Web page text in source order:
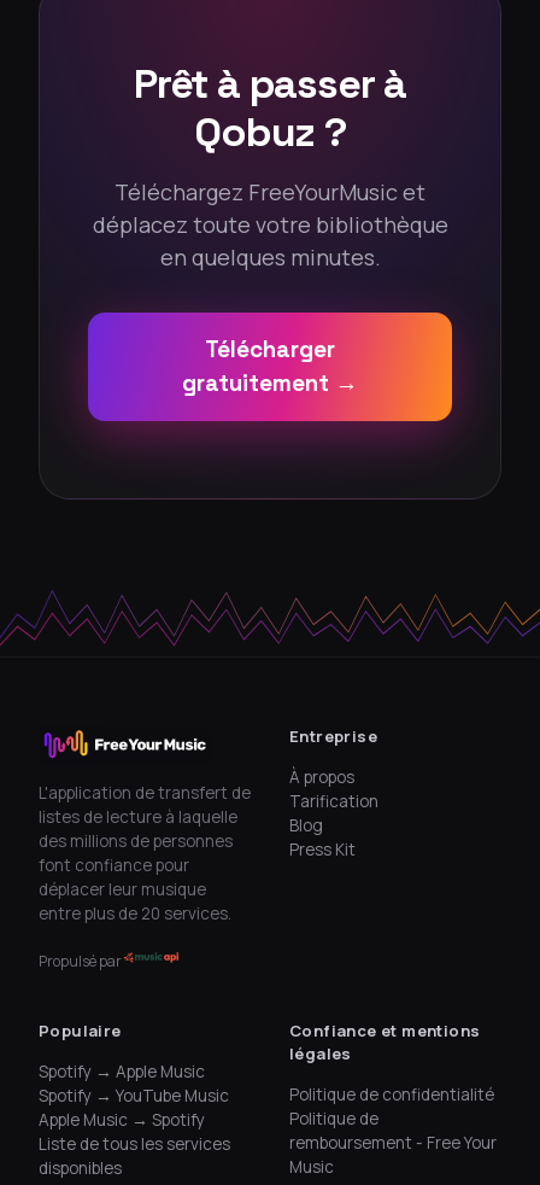
Prêt à passer à
Qobuz ?
Téléchargez FreeYourMusic et
déplacez toute votre bibliothèque
en quelques minutes.
Télécharger
gratuitement →
L'application de transfert de
listes de lecture à laquelle
des millions de personnes
font confiance pour
déplacer leur musique
entre plus de 20 services.
Propulsé par
Entreprise
À propos
Tarification
Blog
Press Kit
Populaire
Spotify → Apple Music
Spotify → YouTube Music
Apple Music → Spotify
Liste de tous les services
disponibles
Confiance et mentions
légales
Politique de confidentialité
Politique de
remboursement - Free Your
Music